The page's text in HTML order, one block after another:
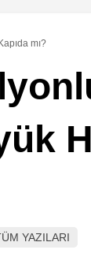
mı?
YAZILARI